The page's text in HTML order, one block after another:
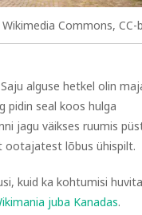
Commons, CC-
alguse hetkel olin
pidin seal koos hulga
jagu väikses ruumis
ootajatest lõbus ühispilt.
kuid ka kohtumisi
juba Kanadas.